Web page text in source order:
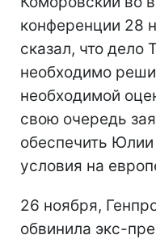
конференции 28
сказал, что дело
необходимо
необходимой
свою очередь
обеспечить
условия на
26 ноября,
обвинила экс-